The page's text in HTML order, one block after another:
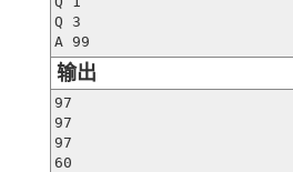
Q 3
A 99
输出
97
97
97
60